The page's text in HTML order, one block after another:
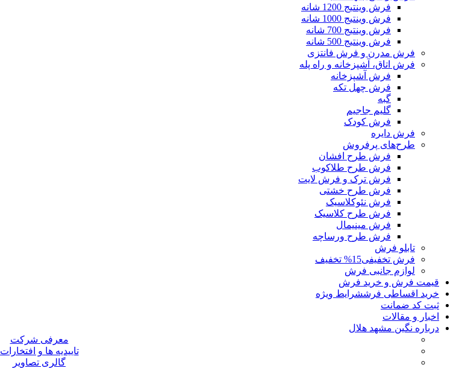
فرش وینتیج 1200 شانه
فرش وینتیج 1000 شانه
فرش وینتیج 700 شانه
فرش وینتیج 500 شانه
فرش مدرن و فرش فانتزی
فرش اتاق، آشپزخانه و راه پله
فرش آشپزخانه
فرش چهل تکه
گبه
گلیم جاجیم
فرش کودک
فرش دایره
طرح‌های پرفروش
فرش طرح افشان
فرش طرح طلاکوب
فرش ترک و فرش لایت
فرش طرح خشتی
فرش نئوکلاسیک
فرش طرح کلاسیک
فرش مینیمال
فرش طرح ورساچه
تابلو فرش
فرش تخفیفی15% تخفیف
لوازم جانبی فرش
قیمت فرش و خرید فرش
خرید اقساطی فرششرایط ویژه
ثبت کد ضمانت
اخبار و مقالات
درباره نگین مشهد هلال
معرفی شرکت
تاییدیه ها و افتخارات
گالری تصاویر